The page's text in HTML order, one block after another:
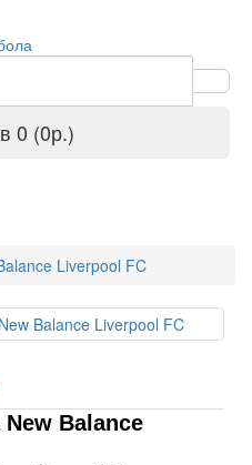
0 (0р.)
Liverpool FC
Balance